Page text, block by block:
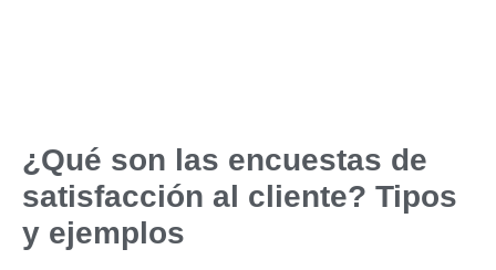
¿Qué son las encuestas de
satisfacción al cliente? Tipos
y ejemplos